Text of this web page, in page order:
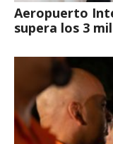
Aeropuerto
supera los 3